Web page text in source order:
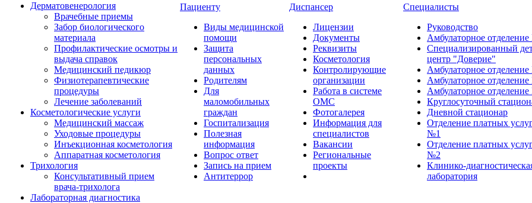
Дерматовенерология
Врачебные приемы
Забор биологического
материала
Профилактические осмотры и
выдача справок
Медицинский педикюр
Физиотерапевтические
процедуры
Лечение заболеваний
Косметологические услуги
Медицинский массаж
Уходовые процедуры
Инъекционная косметология
Аппаратная косметология
Трихология
Консультативный прием
врача-трихолога
Лабораторная диагностика
Пациенту
Виды медицинской
помощи
Защита
персональных
данных
Родителям
Для
маломобильных
граждан
Госпитализация
Полезная
информация
Вопрос ответ
Запись на прием
Антитеррор
Диспансер
Лицензии
Документы
Реквизиты
Косметология
Контролирующие
организации
Работа в системе
ОМС
Фотогалерея
Информация для
специалистов
Вакансии
Региональные
проекты
Специалисты
Руководство
Амбулаторное
Специализированный
центр "Доверие"
Амбулаторное
Амбулаторное
Амбулаторное
Круглосуточный
Дневной стационар
Отделение платных
№1
Отделение платных
№2
Клинико-
лаборатория